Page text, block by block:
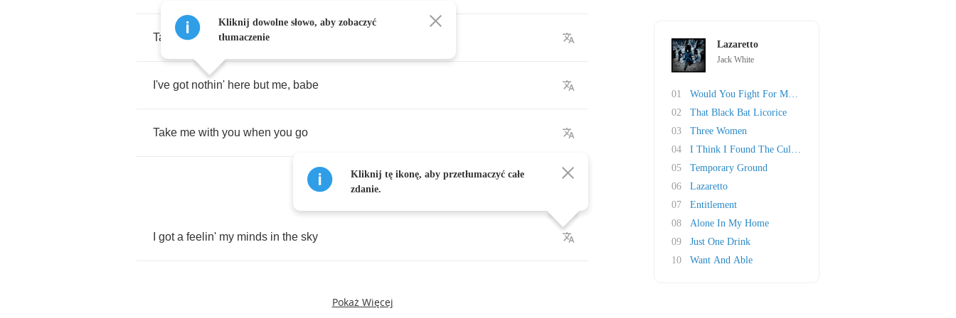
Take me anywhere you
I've got nothin' here but me, babe
Take me with you when you go
got a feelin' my minds in the sky
Pokaż Więcej
Kliknij dowolne słowo, aby zobaczyć
tłumaczenie
Kliknij tę ikonę, aby przetłumaczyć całe
zdanie.
Lazaretto
Jack White
01
Would You Fight For My Love?
02
That Black Bat Licorice
03
Three Women
04
I Think I Found The Culprit
05
Temporary Ground
06
Lazaretto
07
Entitlement
08
Alone In My Home
09
Just One Drink
10
Want And Able